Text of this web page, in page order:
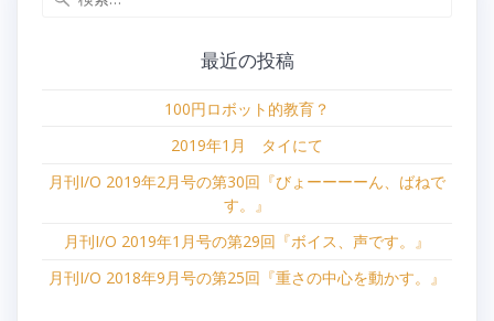
最近の投稿
100円ロボット的教育？
2019年1月 タイにて
月刊I/O 2019年2月号の第30回『びょーーーーん、ばねで
す。』
月刊I/O 2019年1月号の第29回『ボイス、声です。』
月刊I/O 2018年9月号の第25回『重さの中心を動かす。』